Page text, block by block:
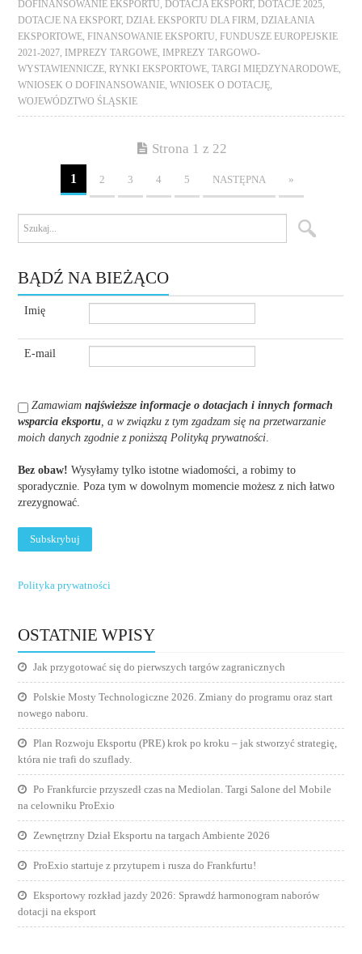
DOFINANSOWANIE EKSPORTU ,DOTACJA EKSPORT,DOTACJE 2025
DOTACJE NA EKSPORT,DZIAŁ EKSPORTU DLA FIRM ,DZIAŁANIA
EKSPORTOWE ,FINANSOWANIE EKSPORTU ,FUNDUSZE EUROPEJSKIE
2021-2027
IMPREZY TARGOWE
IMPREZY TARGOWO-
WYSTAWIENNICZE ,RYNKI EKSPORTOWE ,TARGI MIĘDZYNARODOWE
WNIOSEK O DOFINANSOWANIE ,WNIOSEK O DOTACJĘ
WOJEWÓDZTWO ŚLĄSKIE
Strona 1 z 22
1 2 3 4 5 NASTĘPNA »
BĄDŹ NA BIEŻĄCO
Imię
E-mail
Zamawiamnajświeższe informacje o dotacjach i innych formach
wsparcia eksportu, a w związku z tym zgadzam się na przetwarzanie
moich danych zgodnie z poniższą Polityką prywatności.
Bez obaw! Wysyłamy tylko istotne wiadomości, a robimy to
sporadycznie. Poza tym w dowolnym momencie możesz z nich łatwo
zrezygnować.
Polityka prywatności
OSTATNIE WPISY
Jak przygotować się do pierwszych targów zagranicznych
Polskie Mosty Technologiczne 2026. Zmiany do programu oraz start
nowego naboru.
Plan Rozwoju Eksportu (PRE) krok po kroku – jak stworzyć strategię,
która nie trafi do szuflady.
Po Frankfurcie przyszedł czas na Mediolan. Targi Salone del Mobile
na celowniku ProExio
Zewnętrzny Dział Eksportu na targach Ambiente 2026
ProExio startuje z przytupem i rusza do Frankfurtu!
Eksportowy rozkład jazdy 2026: Sprawdź harmonogram naborów
dotacji na eksport